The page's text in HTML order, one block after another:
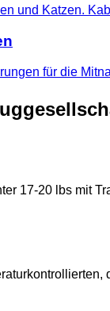
und Katzen.
für die
17-20 lbs mit